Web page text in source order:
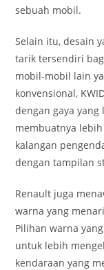
sebuah mobil.
Selain itu, desain
tarik tersendiri
mobil-mobil lain
konvensional,
dengan gaya
membuatnya
kalangan
dengan tampilan
Renault juga
warna yang
Pilihan warna
untuk lebih
kendaraan yang